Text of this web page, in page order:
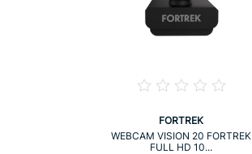
FORTREK
WEBCAM VISION 20 FORTREK
FULL HD 10...